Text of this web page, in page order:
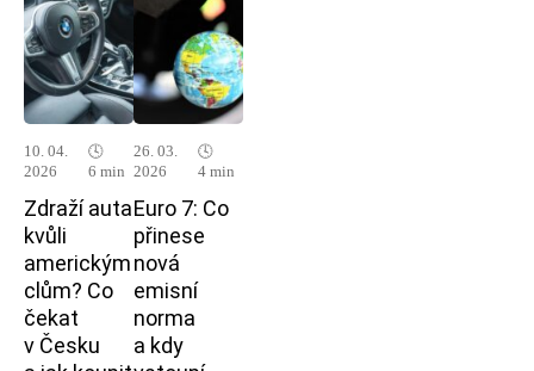
10. 04.
2026
🕓
6 min
Zdraží auta
kvůli
americkým
clům? Co
čekat
v Česku
26. 03.
2026
🕓
4 min
Euro 7: Co
přinese
nová
emisní
norma
a kdy